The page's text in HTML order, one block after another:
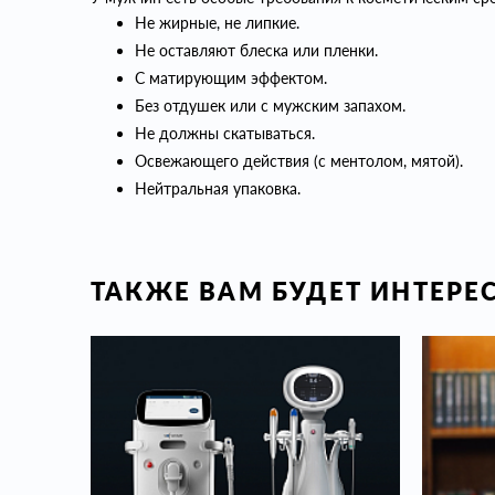
Не жирные, не липкие.
Не оставляют блеска или пленки.
С матирующим эффектом.
Без отдушек или с мужским запахом.
Не должны скатываться.
Освежающего действия (с ментолом, мятой).
Нейтральная упаковка.
ТАКЖЕ ВАМ БУДЕТ